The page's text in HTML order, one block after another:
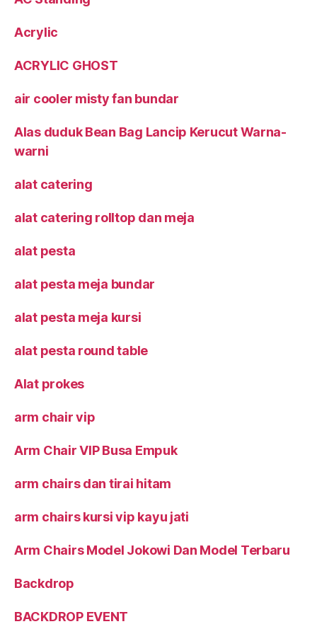
Acrylic
ACRYLIC GHOST
air cooler misty fan bundar
Alas duduk Bean Bag Lancip Kerucut Warna-
warni
alat catering
alat catering rolltop dan meja
alat pesta
alat pesta meja bundar
alat pesta meja kursi
alat pesta round table
Alat prokes
arm chair vip
Arm Chair VIP Busa Empuk
arm chairs dan tirai hitam
arm chairs kursi vip kayu jati
Arm Chairs Model Jokowi Dan Model Terbaru
Backdrop
BACKDROP EVENT